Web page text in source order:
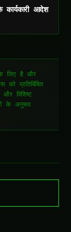
आदेश
के लिए है और
को प्रतिबिंबित
विशिष्ट
के अनुरूप